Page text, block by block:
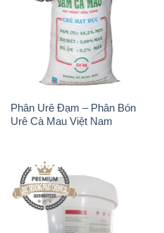
Phân Urê Đạm – Phân Bón
Urê Cà Mau Việt Nam